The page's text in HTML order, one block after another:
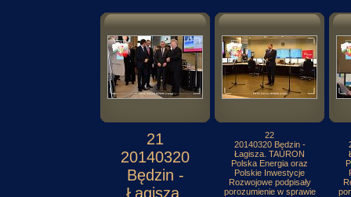
21
20140320
Będzin -
Łagisza.
22
20140320 Będzin -
Łagisza. TAURON
Polska Energia oraz
Polskie Inwestycje
Rozwojowe podpisały
porozumienie w sprawie